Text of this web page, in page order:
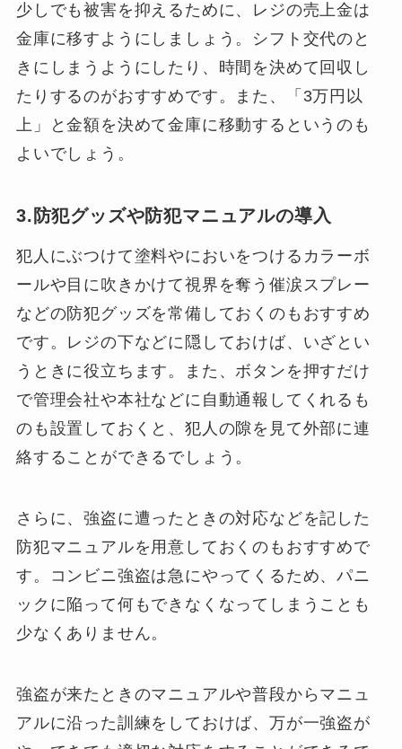
少しでも被害を抑えるために、レジの売上金は
金庫に移すようにしましょう。シフト交代のと
きにしまうようにしたり、時間を決めて回収し
たりするのがおすすめです。また、「3万円以
上」と金額を決めて金庫に移動するというのも
よいでしょう。
3.防犯グッズや防犯マニュアルの導入
犯人にぶつけて塗料やにおいをつけるカラーボ
ールや目に吹きかけて視界を奪う催涙スプレー
などの防犯グッズを常備しておくのもおすすめ
です。レジの下などに隠しておけば、いざとい
うときに役立ちます。また、ボタンを押すだけ
で管理会社や本社などに自動通報してくれるも
のも設置しておくと、犯人の隙を見て外部に連
絡することができるでしょう。
さらに、強盗に遭ったときの対応などを記した
防犯マニュアルを用意しておくのもおすすめで
す。コンビニ強盗は急にやってくるため、パニ
ックに陥って何もできなくなってしまうことも
少なくありません。
強盗が来たときのマニュアルや普段からマニュ
アルに沿った訓練をしておけば、万が一強盗が